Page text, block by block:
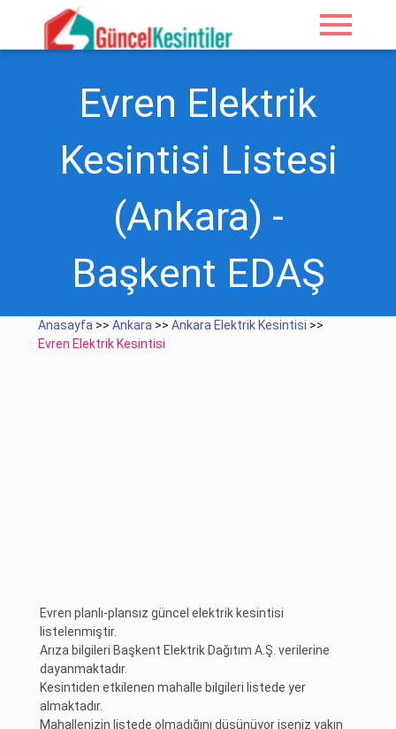
menu
Evren Elektrik
Kesintisi Listesi
(Ankara) -
Başkent EDAŞ
Anasayfa >>Ankara >>Ankara Elektrik Kesintisi >>
Evren Elektrik Kesintisi
Evren planlı-plansız güncel elektrik kesintisi
listelenmiştir.
Arıza bilgileri Başkent Elektrik Dağıtım A.Ş. verilerine
dayanmaktadır.
Kesintiden etkilenen mahalle bilgileri listede yer
almaktadır.
Mahallenizin listede olmadığını düşünüyor iseniz yakın